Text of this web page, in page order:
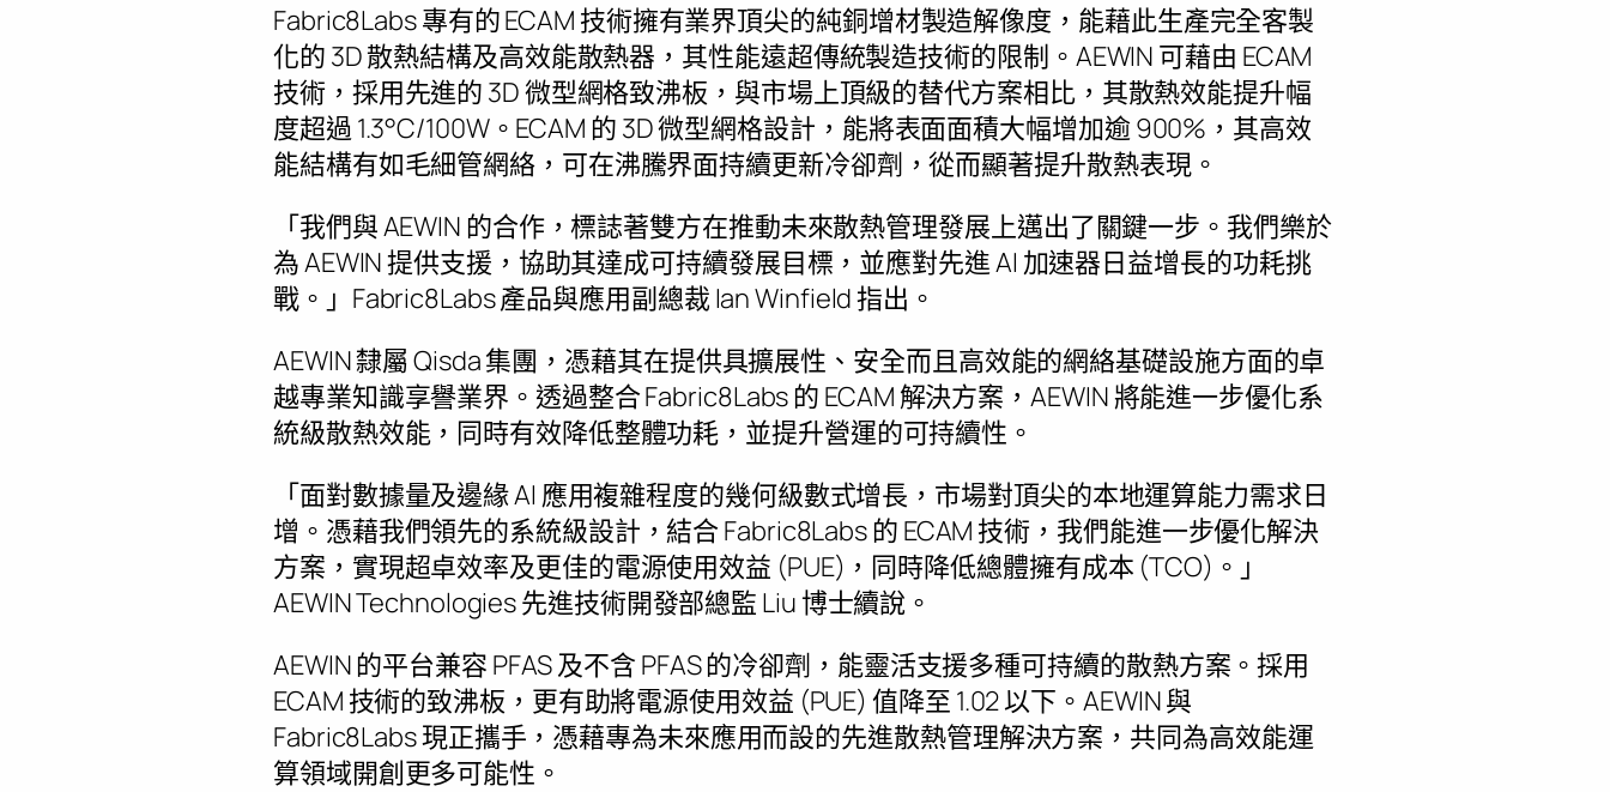
Fabric8Labs 專有的 ECAM 技術擁有業界頂尖的純銅增材製造解像度，能藉此生產完全客製
化的 3D 散熱結構及高效能散熱器，其性能遠超傳統製造技術的限制。AEWIN 可藉由 ECAM
技術，採用先進的 3D 微型網格致沸板，與市場上頂級的替代方案相比，其散熱效能提升幅
度超過 1.3°C/100W。ECAM 的 3D 微型網格設計，能將表面面積大幅增加逾 900%，其高效
能結構有如毛細管網絡，可在沸騰界面持續更新冷卻劑，從而顯著提升散熱表現。
「我們與 AEWIN 的合作，標誌著雙方在推動未來散熱管理發展上邁出了關鍵一步。我們樂於
為 AEWIN 提供支援，協助其達成可持續發展目標，並應對先進 AI 加速器日益增長的功耗挑
戰。」Fabric8Labs 產品與應用副總裁 Ian Winfield 指出。
AEWIN 隸屬 Qisda 集團，憑藉其在提供具擴展性、安全而且高效能的網絡基礎設施方面的卓
越專業知識享譽業界。透過整合 Fabric8Labs 的 ECAM 解決方案，AEWIN 將能進一步優化系
統級散熱效能，同時有效降低整體功耗，並提升營運的可持續性。
「面對數據量及邊緣 AI 應用複雜程度的幾何級數式增長，市場對頂尖的本地運算能力需求日
增。憑藉我們領先的系統級設計，結合 Fabric8Labs 的 ECAM 技術，我們能進一步優化解決
方案，實現超卓效率及更佳的電源使用效益 (PUE)，同時降低總體擁有成本 (TCO)。」
AEWIN Technologies 先進技術開發部總監 Liu 博士續說。
AEWIN 的平台兼容 PFAS 及不含 PFAS 的冷卻劑，能靈活支援多種可持續的散熱方案。採用
ECAM 技術的致沸板，更有助將電源使用效益 (PUE) 值降至 1.02 以下。AEWIN 與
Fabric8Labs 現正攜手，憑藉專為未來應用而設的先進散熱管理解決方案，共同為高效能運
算領域開創更多可能性。